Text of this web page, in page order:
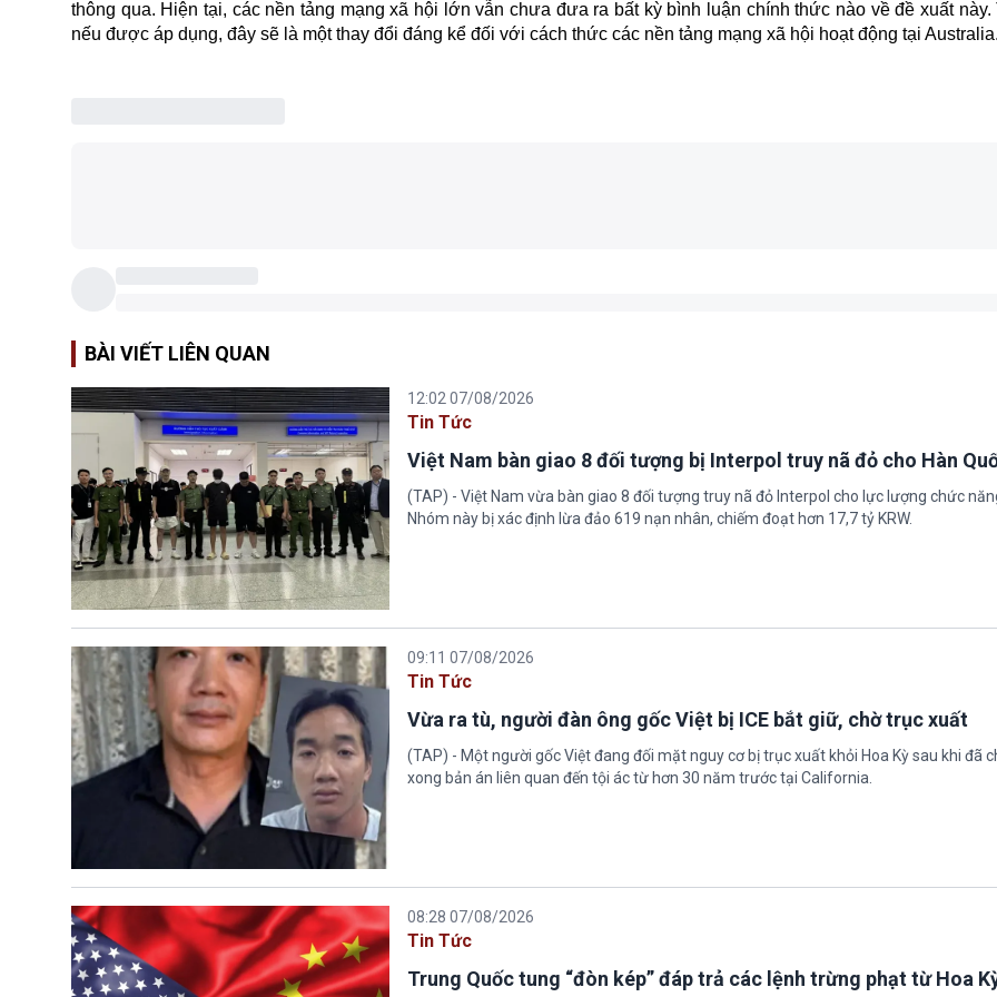
thông qua. Hiện tại, các nền tảng mạng xã hội lớn vẫn chưa đưa ra bất kỳ bình luận chính thức nào về đề xuất này.
nếu được áp dụng, đây sẽ là một thay đổi đáng kể đối với cách thức các nền tảng mạng xã hội hoạt động tại Australia.
BÀI VIẾT LIÊN QUAN
12:02 07/08/2026
Tin Tức
Việt Nam bàn giao 8 đối tượng bị Interpol truy nã đỏ cho Hàn
(TAP) - Việt Nam vừa bàn giao 8 đối tượng truy nã đỏ Interpol cho lực lượng chức
Nhóm này bị xác định lừa đảo 619 nạn nhân, chiếm đoạt hơn 17,7 tỷ KRW.
09:11 07/08/2026
Tin Tức
Vừa ra tù, người đàn ông gốc Việt bị ICE bắt giữ, chờ trục xuất
(TAP) - Một người gốc Việt đang đối mặt nguy cơ bị trục xuất khỏi Hoa Kỳ sau khi đã
xong bản án liên quan đến tội ác từ hơn 30 năm trước tại California.
08:28 07/08/2026
Tin Tức
Trung Quốc tung “đòn kép” đáp trả các lệnh trừng phạt từ Hoa